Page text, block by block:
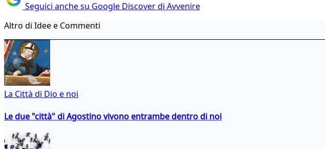
Seguici anche su Google Discover di Avvenire
Altro di Idee e Commenti
La Città di Dio e noi
Le due "città" di Agostino vivono entrambe dentro di noi